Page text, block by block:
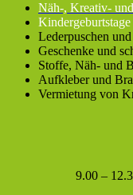
Näh-, Kreativ-
Kindergeburtstage
Lederpuschen
Geschenke und
Stoffe, Näh- und
Aufkleber und
Vermietung von
9.00 –